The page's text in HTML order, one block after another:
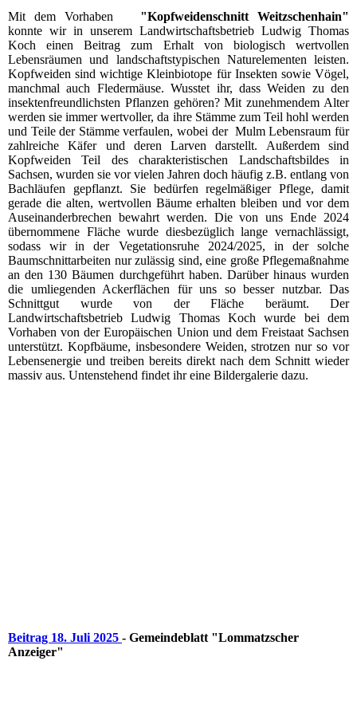
Mit dem Vorhaben "Kopfweidenschnitt Weitzschenhain"
konnte wir in unserem Landwirtschaftsbetrieb Ludwig Thomas
Koch einen Beitrag zum Erhalt von biologisch wertvollen
Lebensräumen und landschaftstypischen Naturelementen leisten.
Kopfweiden sind wichtige Kleinbiotope für Insekten sowie Vögel,
manchmal auch Fledermäuse. Wusstet ihr, dass Weiden zu den
insektenfreundlichsten Pflanzen gehören? Mit zunehmendem Alter
werden sie immer wertvoller, da ihre Stämme zum Teil hohl werden
und Teile der Stämme verfaulen, wobei der Mulm Lebensraum für
zahlreiche Käfer und deren Larven darstellt. Außerdem sind
Kopfweiden Teil des charakteristischen Landschaftsbildes in
Sachsen, wurden sie vor vielen Jahren doch häufig z.B. entlang von
Bachläufen gepflanzt. Sie bedürfen regelmäßiger Pflege, damit
gerade die alten, wertvollen Bäume erhalten bleiben und vor dem
Auseinanderbrechen bewahrt werden. Die von uns Ende 2024
übernommene Fläche wurde diesbezüglich lange vernachlässigt,
sodass wir in der Vegetationsruhe 2024/2025, in der solche
Baumschnittarbeiten nur zulässig sind, eine große Pflegemaßnahme
an den 130 Bäumen durchgeführt haben. Darüber hinaus wurden
die umliegenden Ackerflächen für uns so besser nutzbar. Das
Schnittgut wurde von der Fläche beräumt. Der
Landwirtschaftsbetrieb Ludwig Thomas Koch wurde bei dem
Vorhaben von der Europäischen Union und dem Freistaat Sachsen
unterstützt. Kopfbäume, insbesondere Weiden, strotzen nur so vor
Lebensenergie und treiben bereits direkt nach dem Schnitt wieder
massiv aus. Untenstehend findet ihr eine Bildergalerie dazu.
Beitrag 18. Juli 2025 - Gemeindeblatt "Lommatzscher
Anzeiger"